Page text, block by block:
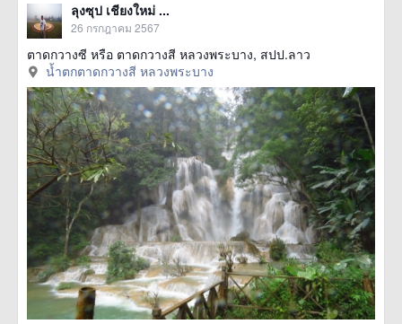
ลุงซุป เชียงใหม่ ...
26 กรกฎาคม 2567
ตาดกวางซี หรือ ตาดกวางสี หลวงพระบาง, สปป.ลาว
น้ำตกตาดกวางสี หลวงพระบาง